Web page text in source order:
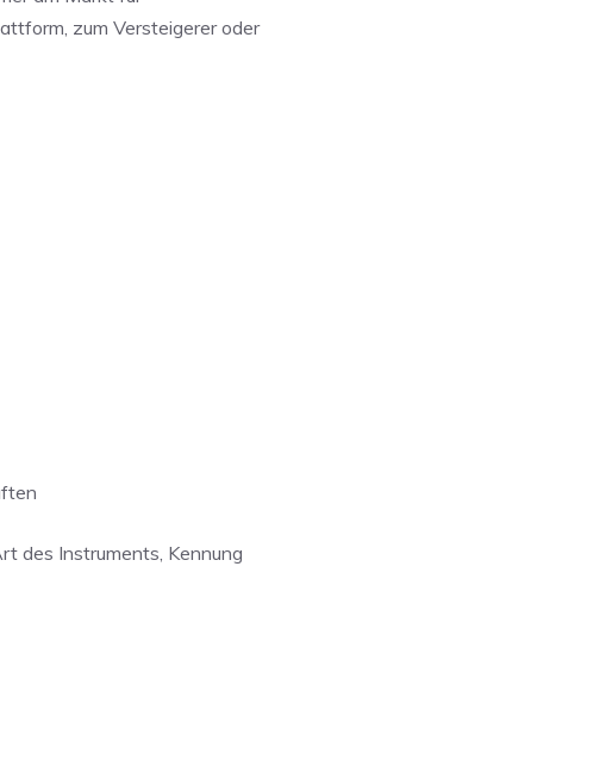
zum Versteigerer oder
des Instruments, Kennung